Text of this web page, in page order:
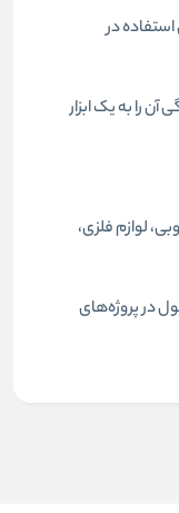
در
را به یک ابزار
لوازم فلزی،
در پروژه‌های